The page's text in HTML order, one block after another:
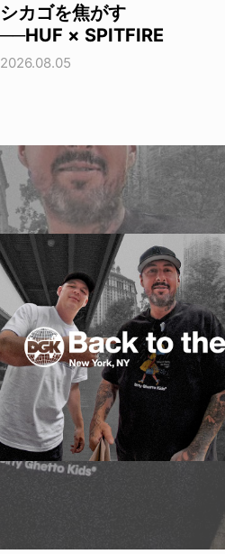
シカゴを焦がす
──HUF × SPITFIRE
2026.08.05